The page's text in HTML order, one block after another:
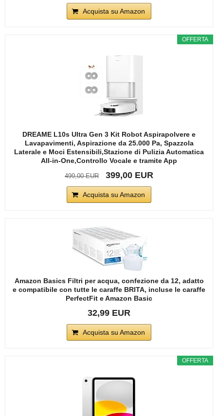
Acquista su Amazon
OFFERTA
DREAME L10s Ultra Gen 3 Kit Robot Aspirapolvere e
Lavapavimenti, Aspirazione da 25.000 Pa, Spazzola
Laterale e Moci Estensibili,Stazione di Pulizia Automatica
All-in-One,Controllo Vocale e tramite App
499,00 EUR 399,00 EUR
Acquista su Amazon
Amazon Basics Filtri per acqua, confezione da 12, adatto
e compatibile con tutte le caraffe BRITA, incluse le caraffe
PerfectFit e Amazon Basic
32,99 EUR
Acquista su Amazon
OFFERTA